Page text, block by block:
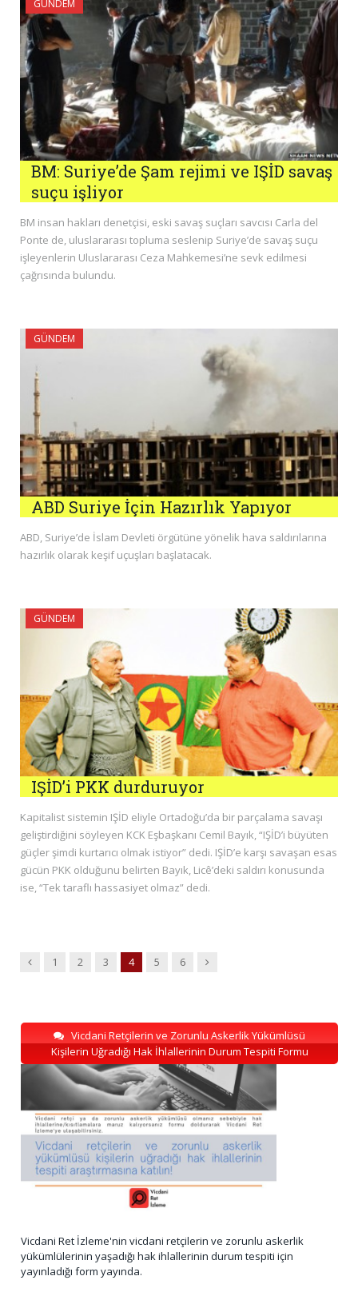
GÜNDEM
BM: Suriye’de Şam rejimi ve IŞİD savaş
suçu işliyor
BM insan hakları denetçisi, eski savaş suçları savcısı Carla del
Ponte de, uluslararası topluma seslenip Suriye’de savaş suçu
işleyenlerin Uluslararası Ceza Mahkemesi’ne sevk edilmesi
çağrısında bulundu.
GÜNDEM
ABD Suriye İçin Hazırlık Yapıyor
ABD, Suriye’de İslam Devleti örgütüne yönelik hava saldırılarına
hazırlık olarak keşif uçuşları başlatacak.
GÜNDEM
IŞİD’i PKK durduruyor
Kapitalist sistemin IŞİD eliyle Ortadoğu’da bir parçalama savaşı
geliştirdiğini söyleyen KCK Eşbaşkanı Cemil Bayık, “IŞİD’i büyüten
güçler şimdi kurtarıcı olmak istiyor” dedi. IŞİD’e karşı savaşan esas
gücün PKK olduğunu belirten Bayık, Licê’deki saldırı konusunda
ise, “Tek taraflı hassasiyet olmaz” dedi.
Previous
1 2 3 4 5 6 Next
Vicdani Retçilerin ve Zorunlu Askerlik Yükümlüsü
Kişilerin Uğradığı Hak İhlallerinin Durum Tespiti Formu
Vicdani Ret İzleme'nin vicdani retçilerin ve zorunlu askerlik
yükümlülerinin yaşadığı hak ihlallerinin durum tespiti için
yayınladığı form yayında.